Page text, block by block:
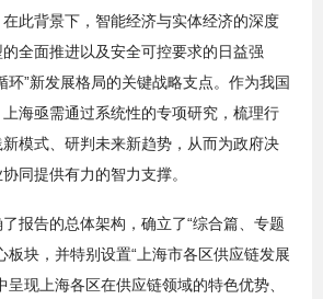
此背景下，智能经济与实体经济的深度
全面推进以及安全可控要求的日益强
环”新发展格局的关键战略支点。作为我国
海亟需通过系统性的专项研究，梳理行
模式、研判未来新趋势，从而为政府决
同提供有力的智力支撑。
告的总体架构，确立了“综合篇、专题
板块，并特别设置“上海市各区供应链发展
呈现上海各区在供应链领域的特色优势、